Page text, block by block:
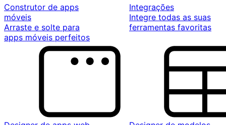
Construtor de apps
móveis
Arraste e solte para
apps móveis perfeitos
Integrações
Integre todas as suas
ferramentas favoritas